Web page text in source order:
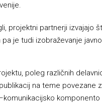
projektni partnerji izvajajo
pa je tudi izobraževanje
poleg različnih
na teme povezane